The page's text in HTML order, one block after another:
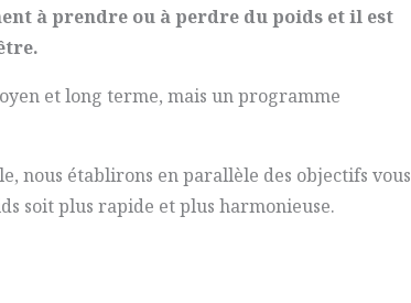
à prendre ou à perdre du poids et il est
et long terme, mais un programme
nous établirons en parallèle des objectifs vous
soit plus rapide et plus harmonieuse.